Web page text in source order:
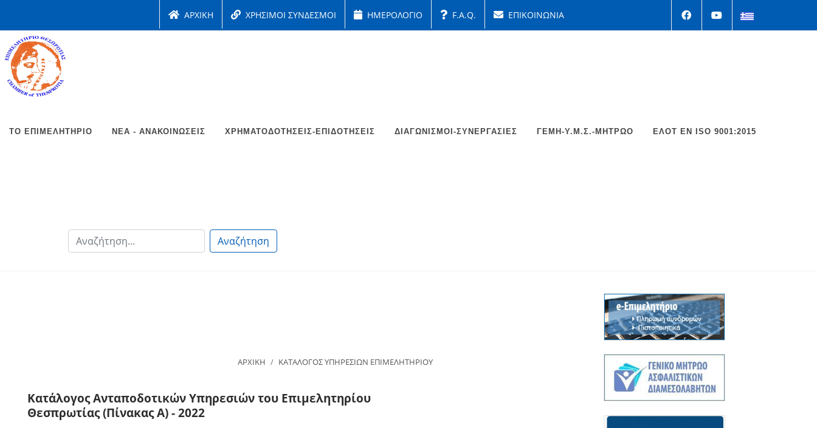
ΑΡΧΙΚΗ ΧΡΗΣΙΜΟΙ ΣΥΝΔΕΣΜΟΙ ΗΜΕΡΟΛΟΓΙΟ F.A.Q. ΕΠΙΚΟΙΝΩΝΙΑ
ΤΟ ΕΠΙΜΕΛΗΤΉΡΙΟ ΝΈΑ - ΑΝΑΚΟΙΝΏΣΕΙΣ ΧΡΗΜΑΤΟΔΟΤΉΣΕΙΣ-ΕΠΙΔΟΤΉΣΕΙΣ ΔΙΑΓΩΝΙΣΜΟΊ-ΣΥΝΕΡΓΑΣΊΕΣ ΓΕΜΗ-Υ.Μ.Σ.-ΜΗΤΡΩΟ ΕΛΟΤ EΝ ISO 9001:2015
Αναζήτηση
ΑΡΧΙΚΗ ΚΑΤΑΛΟΓΟΣ ΥΠΗΡΕΣΙΩΝ ΕΠΙΜΕΛΗΤΗΡΙΟΥ
Κατάλογος Ανταποδοτικών Υπηρεσιών του Επιμελητηρίου
Θεσπρωτίας (Πίνακας Α) - 2022